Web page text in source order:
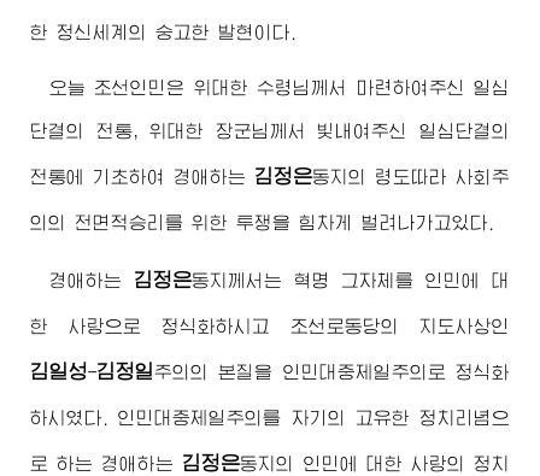
한 정신세계의 숭고한 발현이다.
오늘 조선인민은 위대한 수령님께서 마련하여주신 일심
단결의 전통,위대한 장군님께서 빛내여주신 일심단결의
전통에 기초하여 경애하는 김정은동지 의 령도따라 사회주
의의 전면적승리를 위한 투쟁을 힘차게 벌려나가고있다.
경애하는 김정은동지 께서는 혁명 그자체를 인민에 대
한 사랑으로 정식화하시고 조선로동당의 지도사상인
김일성-김정일주의 의 본질을 인민대중제일주의로 정식화
하시였다. 인민대중제일주의를 자기의 고유한 정치리념으
로 하는 경애하는 김정은동지의 인민에 대한 사랑의 정치